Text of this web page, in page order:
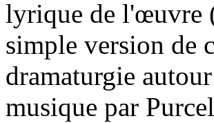
lyrique de l'œuvre
simple version de
dramaturgie
musique par